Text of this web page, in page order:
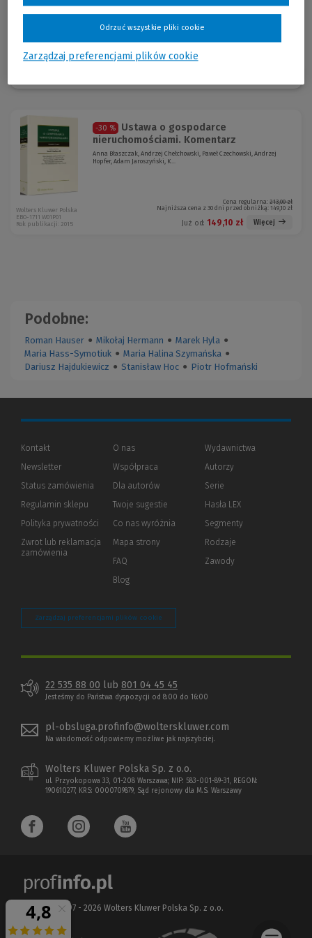
-30 %
Ustawa o gospodarce
nieruchomościami. Komentarz
Anna Błaszczak, Andrzej Chełchowski, Paweł Czechowski, Andrzej
Hopfer, Adam Jaroszyński, K...
Cena regularna: 213,00 zł
Najniższa cena z 30 dni przed obniżką: 149,10 zł
Już od: 149,10 zł Więcej
Wolters Kluwer Polska
EBO-1711 W01P01
Rok publikacji: 2015
Podobne:
Roman Hauser ● Mikołaj Hermann ● Marek Hyla ●
Maria Hass-Symotiuk ● Maria Halina Szymańska ●
Dariusz Hajdukiewicz ● Stanisław Hoc ● Piotr Hofmański
Kontakt
Newsletter
Status zamówienia
Regulamin sklepu
Polityka prywatności (Nowe
(Link
innej
Zwrot lub reklamacja
zamówienia
O nas
Współpraca
Dla autorów(Nowe
(Link
innej
strony)
Twoje sugestie
Co nas wyróżnia
Mapa strony
FAQ
Blog
Wydawnictwa
Autorzy
Serie
Hasła LEX
Segmenty
Rodzaje
Zawody
Zarządzaj preferencjami plików cookie
22 535 88 00 lub 801 04 45 45
Jesteśmy do Państwa dyspozycji od 8:00 do 16:00
pl-obsluga.profinfo@wolterskluwer.com
Na wiadomość odpowiemy możliwe jak najszybciej.
Wolters Kluwer Polska Sp. z o.o.
ul. Przyokopowa 33, 01-208 Warszawa; NIP: 583-001-89-31, REGON:
190610277, KRS: 0000709879, Sąd rejonowy dla M.S. Warszawy
Copyright 1997 - 2026 Wolters Kluwer Polska Sp. z o.o.
Zarządzaj preferencjami plików cookie
Odrzuć wszystkie pliki cookie